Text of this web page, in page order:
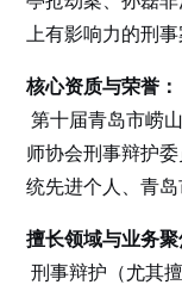
上有影响力的刑事
核心资质与荣誉：
第十届青岛市崂
师协会刑事辩护
统先进个人、青岛
擅长领域与业务聚
刑事辩护（尤其